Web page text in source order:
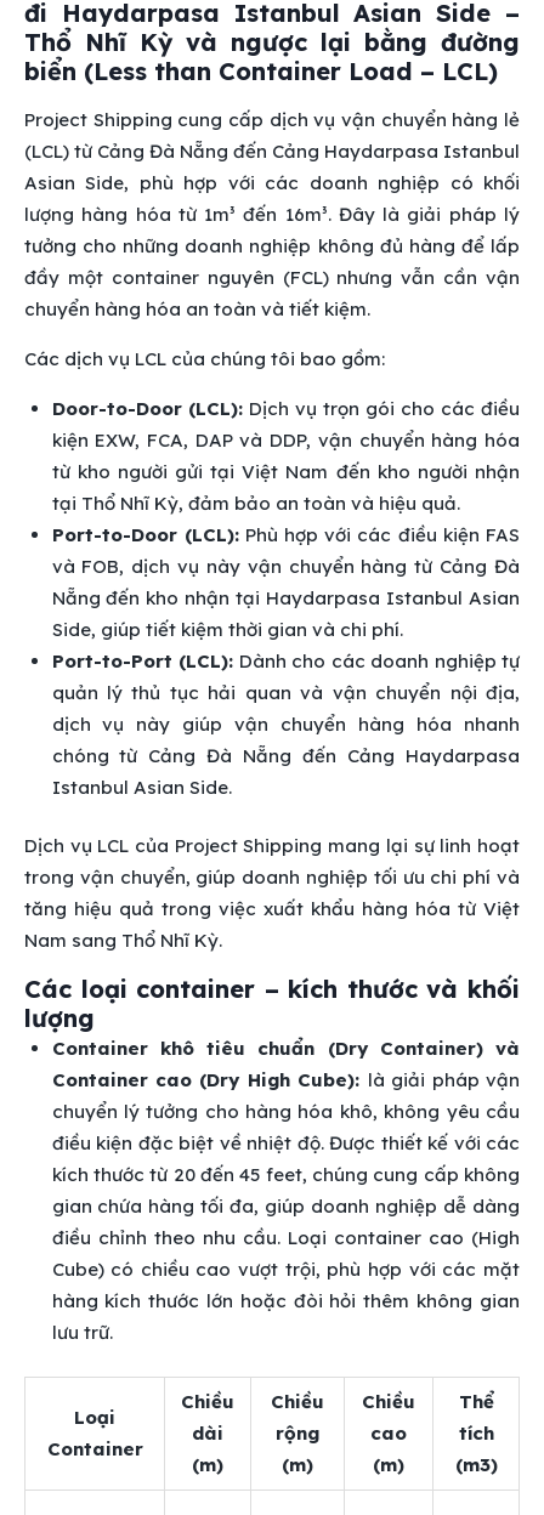
đi Haydarpasa Istanbul Asian Side –
Thổ Nhĩ Kỳ và ngược lại bằng đường
biển (Less than Container Load – LCL)
Project Shipping cung cấp dịch vụ vận chuyển hàng lẻ
(LCL) từ Cảng Đà Nẵng đến Cảng Haydarpasa Istanbul
Asian Side, phù hợp với các doanh nghiệp có khối
lượng hàng hóa từ 1m³ đến 16m³. Đây là giải pháp lý
tưởng cho những doanh nghiệp không đủ hàng để lấp
đầy một container nguyên (FCL) nhưng vẫn cần vận
chuyển hàng hóa an toàn và tiết kiệm.
Các dịch vụ LCL của chúng tôi bao gồm:
Door-to-Door (LCL): Dịch vụ trọn gói cho các điều
kiện EXW, FCA, DAP và DDP, vận chuyển hàng hóa
từ kho người gửi tại Việt Nam đến kho người nhận
tại Thổ Nhĩ Kỳ, đảm bảo an toàn và hiệu quả.
Port-to-Door (LCL):Phù hợp với các điều kiện FAS
và FOB, dịch vụ này vận chuyển hàng từ Cảng Đà
Nẵng đến kho nhận tại Haydarpasa Istanbul Asian
Side, giúp tiết kiệm thời gian và chi phí.
Port-to-Port (LCL): Dành cho các doanh nghiệp tự
quản lý thủ tục hải quan và vận chuyển nội địa,
dịch vụ này giúp vận chuyển hàng hóa nhanh
chóng từ Cảng Đà Nẵng đến Cảng Haydarpasa
Istanbul Asian Side.
Dịch vụ LCL của Project Shipping mang lại sự linh hoạt
trong vận chuyển, giúp doanh nghiệp tối ưu chi phí và
tăng hiệu quả trong việc xuất khẩu hàng hóa từ Việt
Nam sang Thổ Nhĩ Kỳ.
Các loại container – kích thước và khối
lượng
Container khô tiêu chuẩn (Dry Container) và
Container cao (Dry High Cube): là giải pháp vận
chuyển lý tưởng cho hàng hóa khô, không yêu cầu
điều kiện đặc biệt về nhiệt độ. Được thiết kế với các
kích thước từ 20 đến 45 feet, chúng cung cấp không
gian chứa hàng tối đa, giúp doanh nghiệp dễ dàng
điều chỉnh theo nhu cầu. Loại container cao (High
Cube) có chiều cao vượt trội, phù hợp với các mặt
hàng kích thước lớn hoặc đòi hỏi thêm không gian
lưu trữ.
Loại
Container
Chiều
dài
(m)
Chiều
rộng
(m)
Chiều
cao
(m)
Thể
tích
(m3)